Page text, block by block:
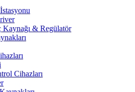
& Regülatör
Cihazları